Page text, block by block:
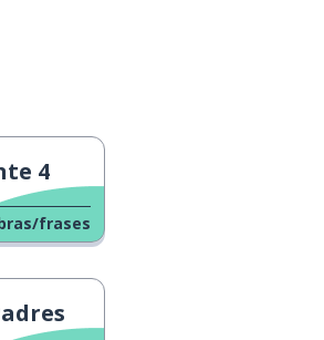
4
frases